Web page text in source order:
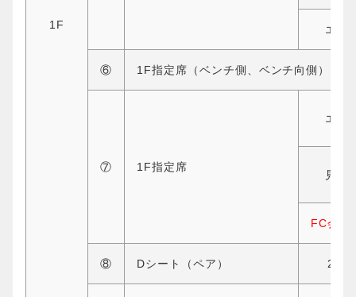
1F エン
⑥ 1F指定席（ベンチ側、ベンチ向側）
⑦ 1F指定席
エン
見切
FC会員
⑧ Dシート（ペア） 2名